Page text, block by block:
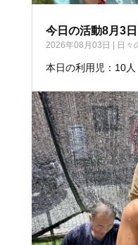
今日の活動8月3日
2026年08月03日 日々
本日の利用児：10